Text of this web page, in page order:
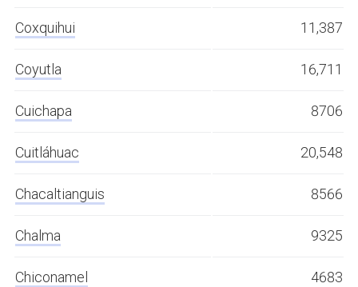
Coxquihui 11,387
Coyutla 16,711
Cuichapa 8706
Cuitláhuac 20,548
Chacaltianguis 8566
Chalma 9325
Chiconamel 4683